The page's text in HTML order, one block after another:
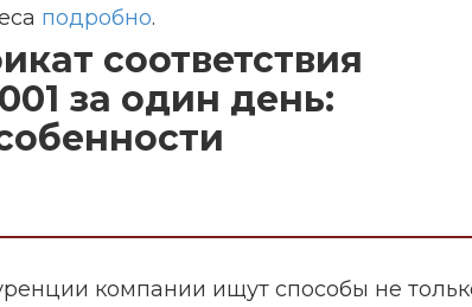
подробно.
соответствия
за один день:
компании ищут способы не